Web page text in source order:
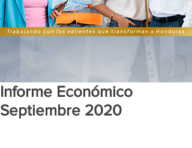
Informe Económico
Septiembre 2020